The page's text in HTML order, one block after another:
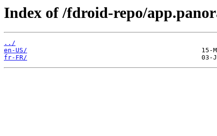
Index of /fdroid-repo/
../
en-US/
fr-FR/